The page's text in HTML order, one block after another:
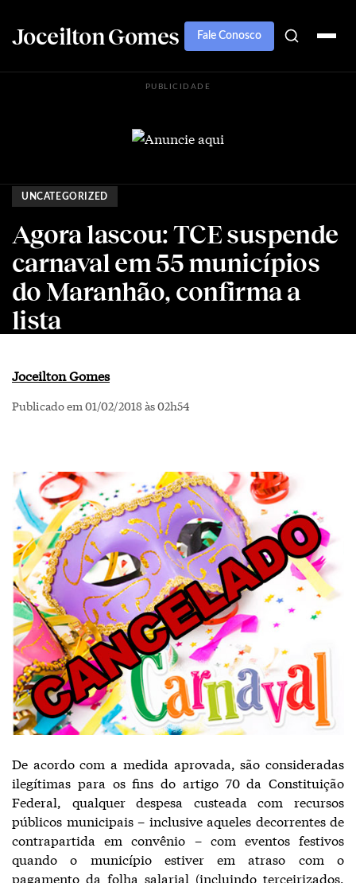
Joceilton Gomes Fale Conosco
PUBLICIDADE
UNCATEGORIZED
Agora lascou: TCE suspende
carnaval em 55 municípios
do Maranhão, confirma a
lista
Joceilton Gomes
Publicado em 01/02/2018 às 02h54
De acordo com a medida aprovada, são consideradas
ilegítimas para os fins do artigo 70 da Constituição
Federal, qualquer despesa custeada com recursos
públicos municipais – inclusive aqueles decorrentes de
contrapartida em convênio – com eventos festivos
quando o município estiver em atraso com o
pagamento da folha salarial (incluindo terceirizados,